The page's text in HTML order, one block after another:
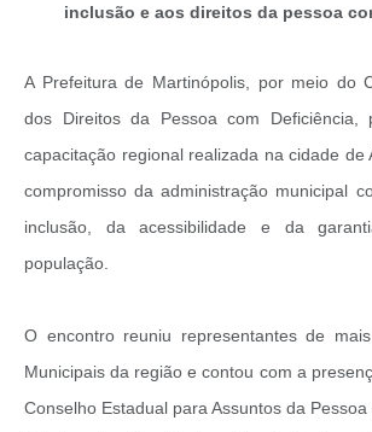
Vigilância Municipal de Martinópolis
Pesquisa de Satisfação
Legislação Municipal
Audiências Públicas
Arquivos para Download
inclusão e aos direitos da pessoa
A Prefeitura de Martinópolis, por meio do
dos Direitos da Pessoa com Deficiência,
capacitação regional realizada na cidade de
compromisso da administração municipal
inclusão, da acessibilidade e da
população.
O encontro reuniu representantes de
Municipais da região e contou com a
Conselho Estadual para Assuntos da